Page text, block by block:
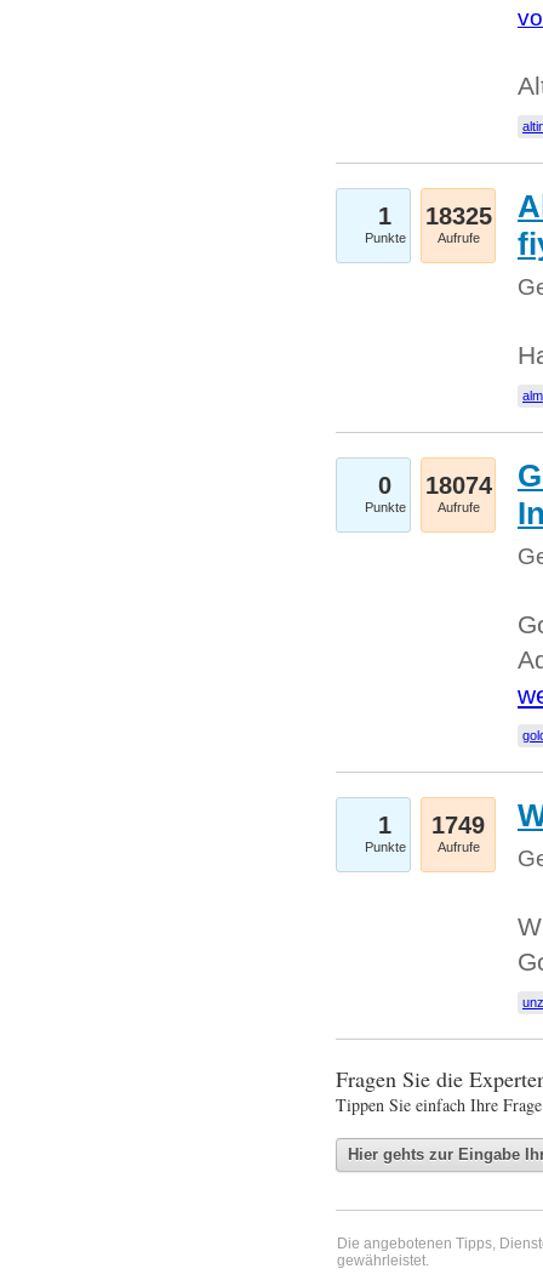
1
Punkte
18325
Aufrufe
0
Punkte
18074
Aufrufe
1
Punkte
1749
Aufrufe
Fragen Sie die
Tippen Sie einfach Ihre
Die angebotenen Tipps,
gewährleistet.